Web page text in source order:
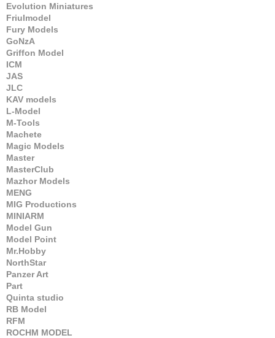
Evolution Miniatures
Friulmodel
Fury Models
GoNzA
Griffon Model
ICM
JAS
JLC
KAV models
L-Model
M-Tools
Machete
Magic Models
Master
MasterClub
Mazhor Models
MENG
MIG Productions
MINIARM
Model Gun
Model Point
Mr.Hobby
NorthStar
Panzer Art
Part
Quinta studio
RB Model
RFM
ROCHM MODEL